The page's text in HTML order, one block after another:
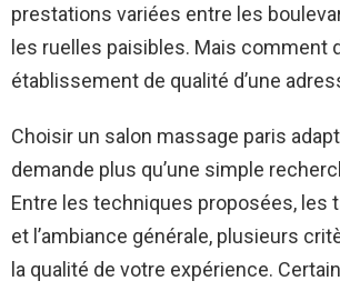
prestations variées entre les
les ruelles paisibles. Mais comment
établissement de qualité d’une
Choisir un salon massage paris
demande plus qu’une simple
Entre les techniques proposées, les
et l’ambiance générale, plusieurs
la qualité de votre expérience.